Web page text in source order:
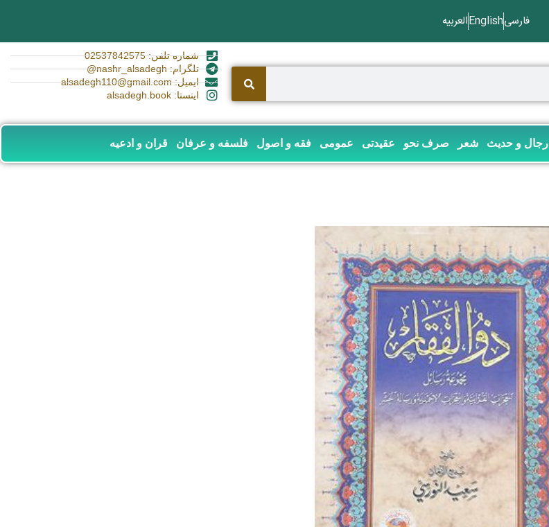
فارسیEnglishالعربیه
شماره تلفن: 02537842575
تلگرام: nashr_alsadegh@
ایمیل: alsadegh110@gmail.com
اینستا: alsadegh.book
رجال و حدیث شعر صرف نحو عقیدتی عمومی فقه و اصول فلسفه و عرفان قران و ادعیه